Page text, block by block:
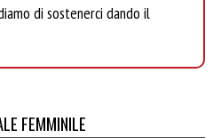
di sostenerci dando il
FEMMINILE